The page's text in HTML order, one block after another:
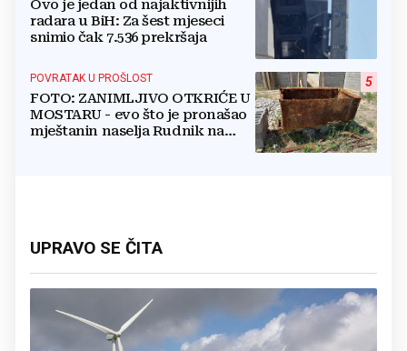
Ovo je jedan od najaktivnijih
radara u BiH: Za šest mjeseci
snimio čak 7.536 prekršaja
5
POVRATAK U PROŠLOST
FOTO: ZANIMLJIVO OTKRIĆE U
MOSTARU - evo što je pronašao
mještanin naselja Rudnik na
UPRAVO SE ČITA